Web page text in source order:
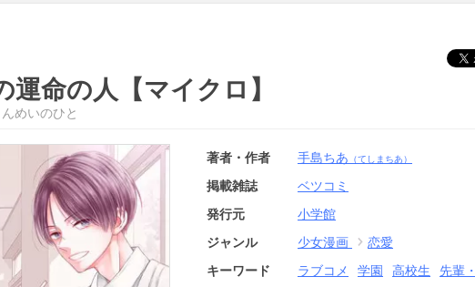
運命の人【マイクロ】
めいのひと
著者・作者 手島ちあ （てしまちあ）
掲載雑誌
ベツコミ
発行元
小学館
ジャンル
少女漫画
恋愛
キーワード
ラブコメ 学園 高校生 先輩